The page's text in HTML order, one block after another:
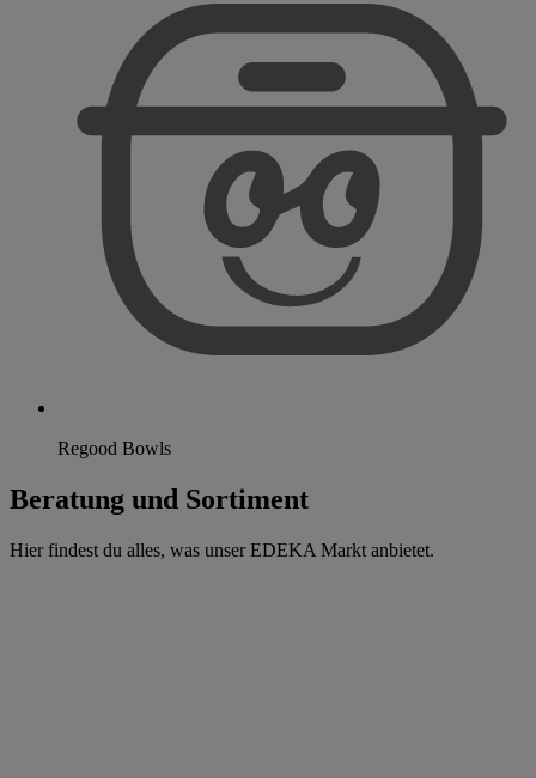
Regood Bowls
Beratung und Sortiment
Hier findest du alles, was unser EDEKA Markt anbietet.